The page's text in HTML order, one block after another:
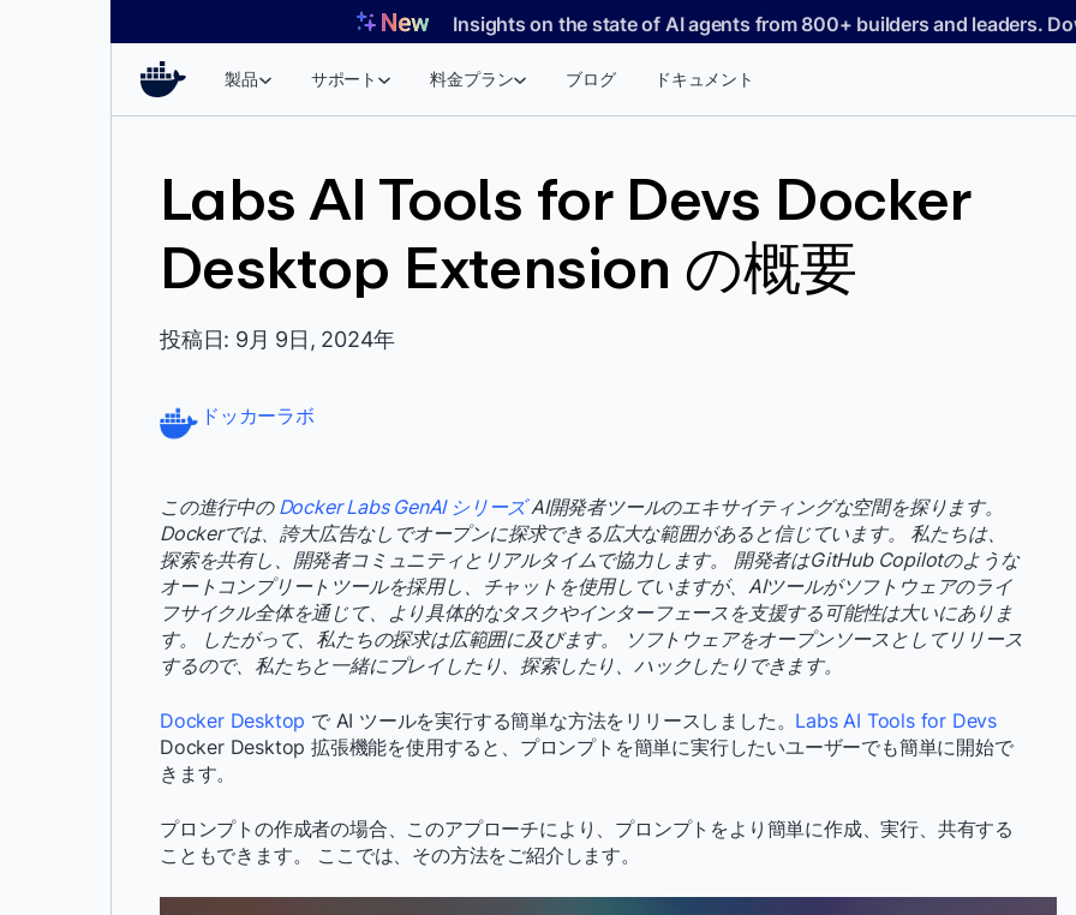
Insights on the state of AI agents from 800+ builders and leaders.
製品 サポート 料金プラン ブログ ドキュメント
Labs AI Tools for Devs Docker
Desktop Extension の概要
投稿日: 9月 9日, 2024年
ドッカーラボ
この進行中の Docker Labs GenAI シリーズAI開発者ツールのエキサイティングな空間を探ります。
Dockerでは、誇大広告なしでオープンに探求できる広大な範囲があると信じています。 私たちは、
探索を共有し、開発者コミュニティとリアルタイムで協力します。 開発者はGitHub Copilotのような
オートコンプリートツールを採用し、チャットを使用していますが、AIツールがソフトウェアのライ
フサイクル全体を通じて、より具体的なタスクやインターフェースを支援する可能性は大いにありま
す。 したがって、私たちの探求は広範囲に及びます。 ソフトウェアをオープンソースとしてリリース
するので、私たちと一緒にプレイしたり、探索したり、ハックしたりできます。
Docker Desktop で AI ツールを実行する簡単な方法をリリースしました。 Labs AI Tools for Devs
Docker Desktop 拡張機能を使用すると、プロンプトを簡単に実行したいユーザーでも簡単に開始で
きます。
プロンプトの作成者の場合、このアプローチにより、プロンプトをより簡単に作成、実行、共有する
こともできます。 ここでは、その方法をご紹介します。